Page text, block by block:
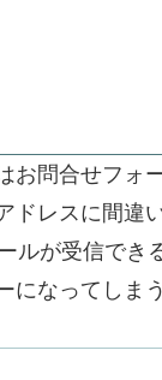
問合せフォ
ドレスに間違
ルが受信でき
なってしま